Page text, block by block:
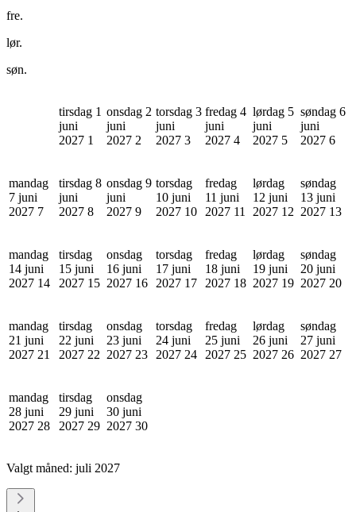
fre.
lør.
søn.
tirsdag 1
juni
2027 1
onsdag 2
juni
2027 2
torsdag 3
juni
2027 3
fredag 4
juni
2027 4
lørdag 5
juni
2027 5
søndag 6
juni
2027 6
mandag
7 juni
2027 7
tirsdag 8
juni
2027 8
onsdag 9
juni
2027 9
torsdag
10 juni
2027 10
fredag
11 juni
2027 11
lørdag
12 juni
2027 12
søndag
13 juni
2027 13
mandag
14 juni
2027 14
tirsdag
15 juni
2027 15
onsdag
16 juni
2027 16
torsdag
17 juni
2027 17
fredag
18 juni
2027 18
lørdag
19 juni
2027 19
søndag
20 juni
2027 20
mandag
21 juni
2027 21
tirsdag
22 juni
2027 22
onsdag
23 juni
2027 23
torsdag
24 juni
2027 24
fredag
25 juni
2027 25
lørdag
26 juni
2027 26
søndag
27 juni
2027 27
mandag
28 juni
2027 28
tirsdag
29 juni
2027 29
onsdag
30 juni
2027 30
Valgt måned: juli 2027